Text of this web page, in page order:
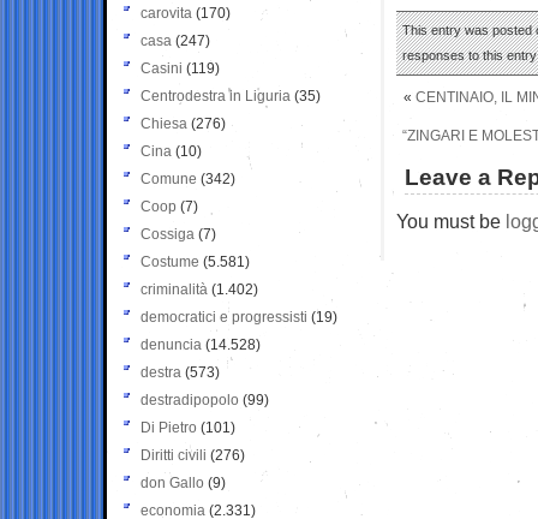
This entry was posted
responses to this
« CENTINAIO, IL
“ZINGARI E
Leave a
You must be
carovita (170)
casa (247)
Casini (119)
Centrodestra in Liguria (35)
Chiesa (276)
Cina (10)
Comune (342)
Coop (7)
Cossiga (7)
Costume (5.581)
criminalità (1.402)
democratici e progressisti (19)
denuncia (14.528)
destra (573)
destradipopolo (99)
Di Pietro (101)
Diritti civili (276)
don Gallo (9)
economia (2.331)